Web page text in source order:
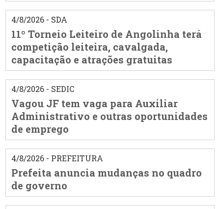
4/8/2026 - SDA
11º Torneio Leiteiro de Angolinha terá
competição leiteira, cavalgada,
capacitação e atrações gratuitas
4/8/2026 - SEDIC
Vagou JF tem vaga para Auxiliar
Administrativo e outras oportunidades
de emprego
4/8/2026 - PREFEITURA
Prefeita anuncia mudanças no quadro
de governo